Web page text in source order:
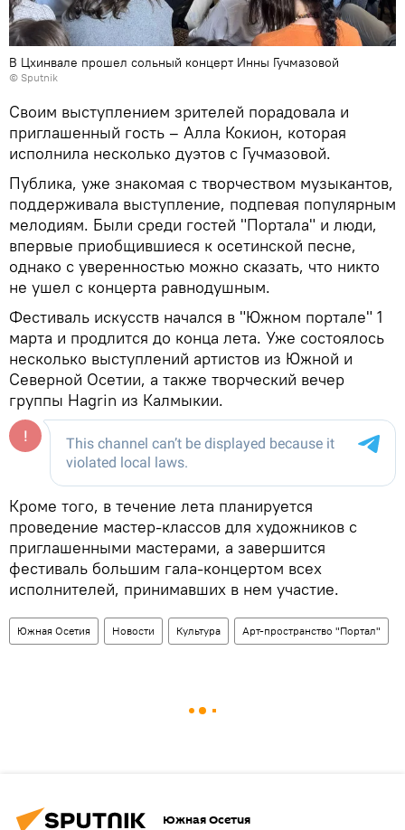
В Цхинвале прошел сольный концерт Инны Гучмазовой
© Sputnik
Своим выступлением зрителей порадовала и
приглашенный гость – Алла Кокион, которая
исполнила несколько дуэтов с Гучмазовой.
Публика, уже знакомая с творчеством музыкантов,
поддерживала выступление, подпевая популярным
мелодиям. Были среди гостей "Портала" и люди,
впервые приобщившиеся к осетинской песне,
однако с уверенностью можно сказать, что никто
не ушел с концерта равнодушным.
Фестиваль искусств начался в "Южном портале" 1
марта и продлится до конца лета. Уже состоялось
несколько выступлений артистов из Южной и
Северной Осетии, а также творческий вечер
группы Hagrin из Калмыкии.
Кроме того, в течение лета планируется
проведение мастер-классов для художников с
приглашенными мастерами, а завершится
фестиваль большим гала-концертом всех
исполнителей, принимавших в нем участие.
Южная Осетия Новости Культура Арт-пространство "Портал"
Южная Осетия